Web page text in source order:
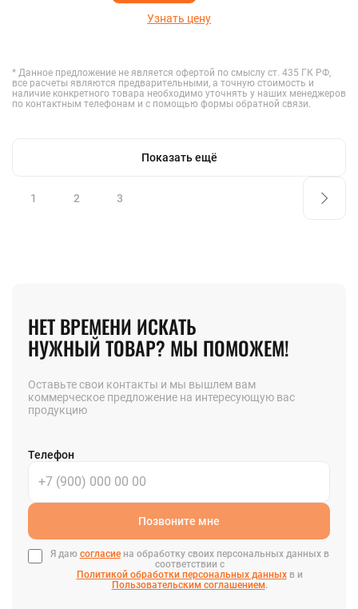
Узнать цену
* Данное предложение не является офертой по смыслу ст. 435 ГК РФ,
все расчеты являются предварительными, а точную стоимость и
наличие конкретного товара необходимо уточнять у наших менеджеров
по контактным телефонам и с помощью формы обратной связи.
Показать ещё
1 2 3
НЕТ ВРЕМЕНИ ИСКАТЬ
НУЖНЫЙ ТОВАР? МЫ ПОМОЖЕМ!
Оставьте свои контакты и мы вышлем вам
коммерческое предложение на интересующую вас
продукцию
Телефон
Позвоните мне
Я даю согласиена обработку своих персональных данных в
соответствии с
Политикой обработки персональных данныхв и
Пользовательским соглашением.